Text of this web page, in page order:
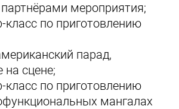
мероприятия;
класс по приготовлению
парад,
на сцене;
класс по приготовлению
мангалах